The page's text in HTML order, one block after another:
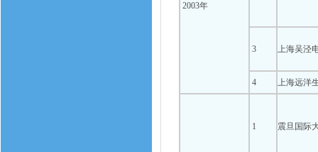
2003年
3 上海吴泾
4 上海远洋
1 震旦国际